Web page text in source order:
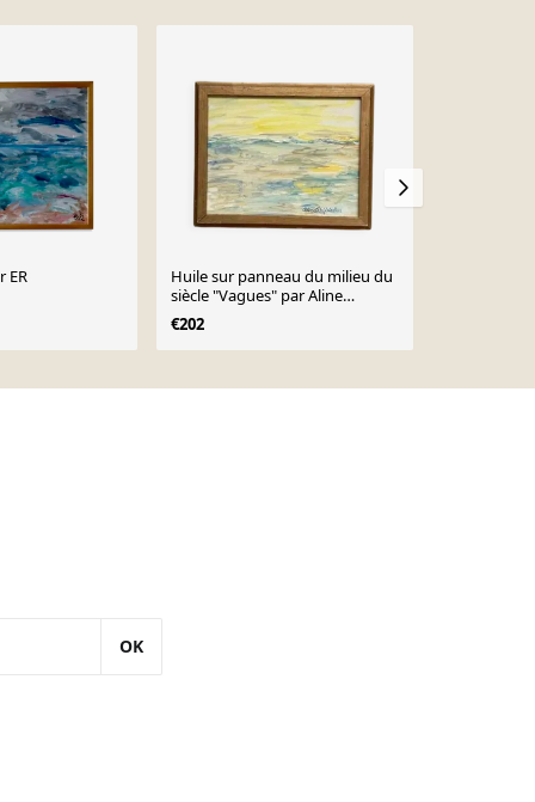
ER
Huile sur panneau du milieu du
siècle "Vagues" par Aline
Rolfstadius, vintage et encadrée
28×22cm
€202
OK